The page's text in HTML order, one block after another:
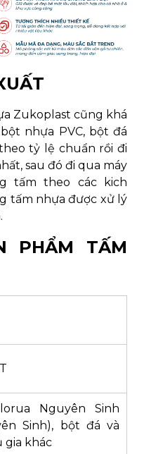
Zukoplast cũng khá
nhựa PVC, bột đá
tỷ lệ chuẩn rồi đi
sau đó đi qua máy
tấm theo các kich
tấm nhựa được xử lý
PHẨM TẤM
Nguyên Sinh
Sinh), bột đá và
gia khác